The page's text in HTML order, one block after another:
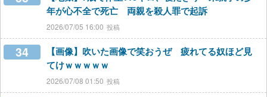
年が心不全で死亡 両親を殺人罪で起訴
2026/07/05 16:00
34
【画像】吹いた画像で笑おうぜ 疲れてる奴ほど見
てけｗｗｗｗｗ
2026/07/08 01:50